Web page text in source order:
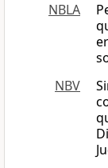
NBLA
NBV